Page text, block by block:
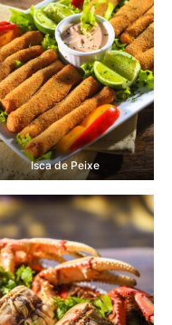
Isca de Peixe